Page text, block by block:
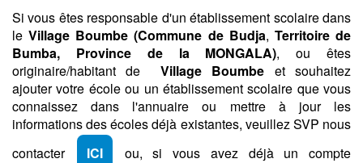
Si vous êtes responsable d'un établissement scolaire dans
leVillage Boumbe (Commune de Budja, Territoire de
Bumba,
Province de la MONGALA), ou êtes
originaire/habitant de Village Boumbe et souhaitez
ajouter votre école ou un établissement scolaire que vous
connaissez dans l'annuaire ou mettre à jour les
informations des écoles déjà existantes, veuillez SVP nous
contacter
ICI
ou, si vous avez déjà un compte